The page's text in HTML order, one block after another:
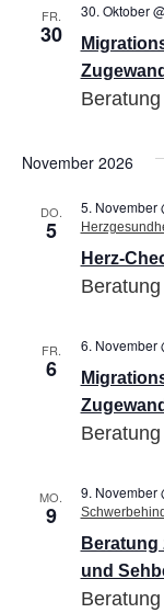
FR.
30
30. Oktober
November 2026
DO.
5
Herz-
5. November
FR.
6
6. November
MO.
9
und
9. November